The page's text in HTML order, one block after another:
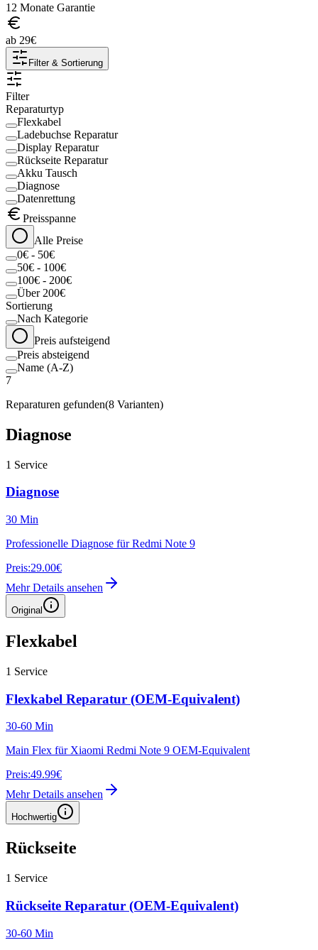
12 Monate Garantie
ab 29€
Filter & Sortierung
Filter
Reparaturtyp
Flexkabel
Ladebuchse Reparatur
Display Reparatur
Rückseite Reparatur
Akku Tausch
Diagnose
Datenrettung
Preisspanne
Alle Preise
0€ - 50€
50€ - 100€
100€ - 200€
Über 200€
Sortierung
Nach Kategorie
Preis aufsteigend
Preis absteigend
Name (A-Z)
7
Reparaturen gefunden(8 Varianten)
Diagnose
1 Service
Diagnose
30 Min
Professionelle Diagnose für Redmi Note 9
Preis:29.00€
Mehr Details ansehen
Original
Flexkabel
1 Service
Flexkabel Reparatur (OEM-Equivalent)
30-60 Min
Main Flex für Xiaomi Redmi Note 9 OEM-Equivalent
Preis:49.99€
Mehr Details ansehen
Hochwertig
Rückseite
1 Service
Rückseite Reparatur (OEM-Equivalent)
30-60 Min